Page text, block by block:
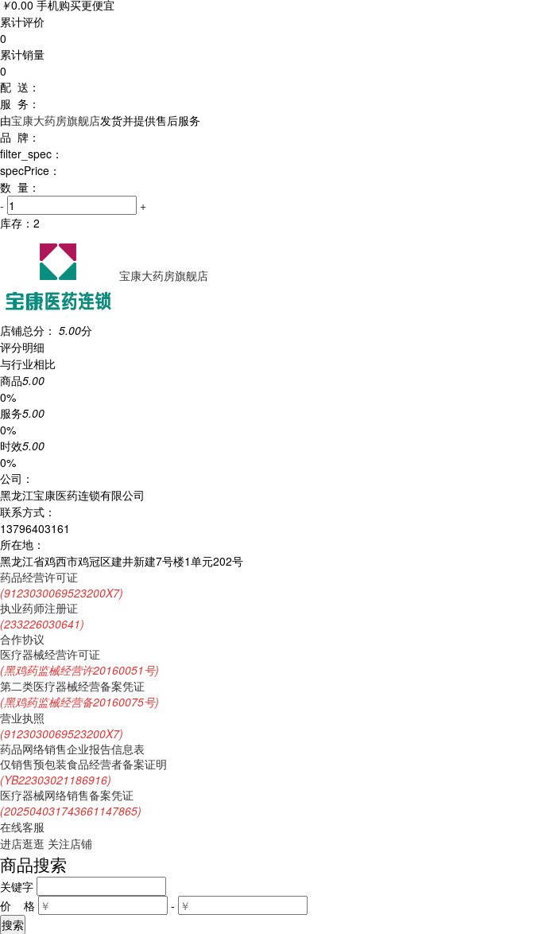
￥0.00 手机购买更便宜
累计评价
0
累计销量
0
配 送：
服 务：
由宝康大药房旗舰店发货并提供售后服务
品 牌：
filter_spec：
specPrice：
数 量：
-
+
库存： 2
宝康大药房旗舰店
店铺总分： 5.00分
评分明细
与行业相比
商品5.00
0%
服务5.00
0%
时效5.00
0%
公司：
黑龙江宝康医药连锁有限公司
联系方式：
13796403161
所在地：
黑龙江省鸡西市鸡冠区建井新建7号楼1单元202号
药品经营许可证
(9123030069523200X7)
执业药师注册证
(233226030641)
合作协议
医疗器械经营许可证
(黑鸡药监械经营许20160051号)
第二类医疗器械经营备案凭证
(黑鸡药监械经营备20160075号)
营业执照
(9123030069523200X7)
药品网络销售企业报告信息表
仅销售预包装食品经营者备案证明
(YB22303021186916)
医疗器械网络销售备案凭证
(202504031743661147865)
在线客服
进店逛逛 关注店铺
商品搜索
关键字
价 格
-